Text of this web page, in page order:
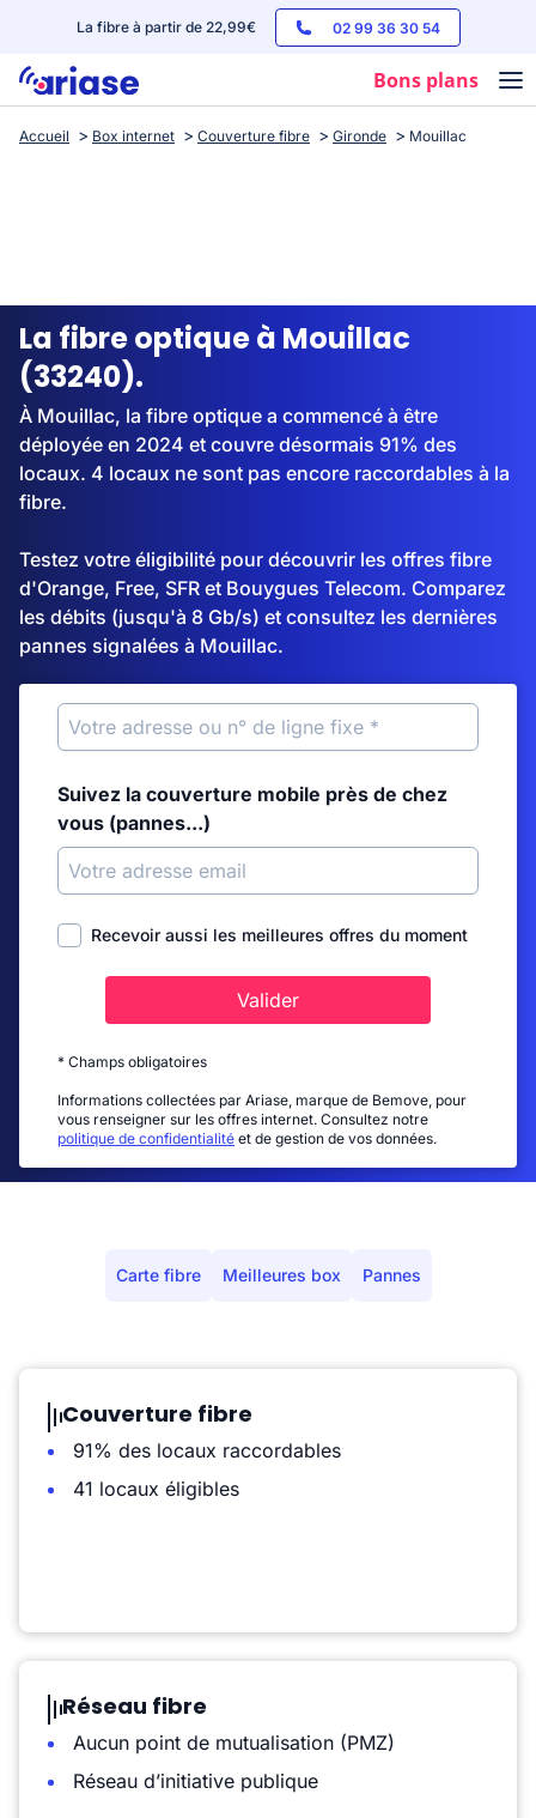
La fibre à partir de 22,99€ 02 99 36 30 54
Bons plans
Box internet
Streaming
Accueil Box internet Couverture fibre Gironde Mouillac
La fibre optique à Mouillac
(33240).
À Mouillac, la fibre optique a commencé à être
déployée en 2024 et couvre désormais 91% des
locaux. 4 locaux ne sont pas encore raccordables à la
fibre.
Testez votre éligibilité pour découvrir les offres fibre
d'Orange, Free, SFR et Bouygues Telecom. Comparez
les débits (jusqu'à 8 Gb/s) et consultez les dernières
pannes signalées à Mouillac.
Suivez la couverture mobile près de chez
vous (pannes...)
Recevoir aussi les meilleures offres du moment
Valider
* Champs obligatoires
Informations collectées par Ariase, marque de Bemove, pour
vous renseigner sur les offres internet. Consultez notre
politique de confidentialité et de gestion de vos données.
Carte fibre Meilleures box Pannes
Couverture fibre
91% des locaux raccordables
41 locaux éligibles
Réseau fibre
Aucun point de mutualisation (PMZ)
Réseau d’initiative publique